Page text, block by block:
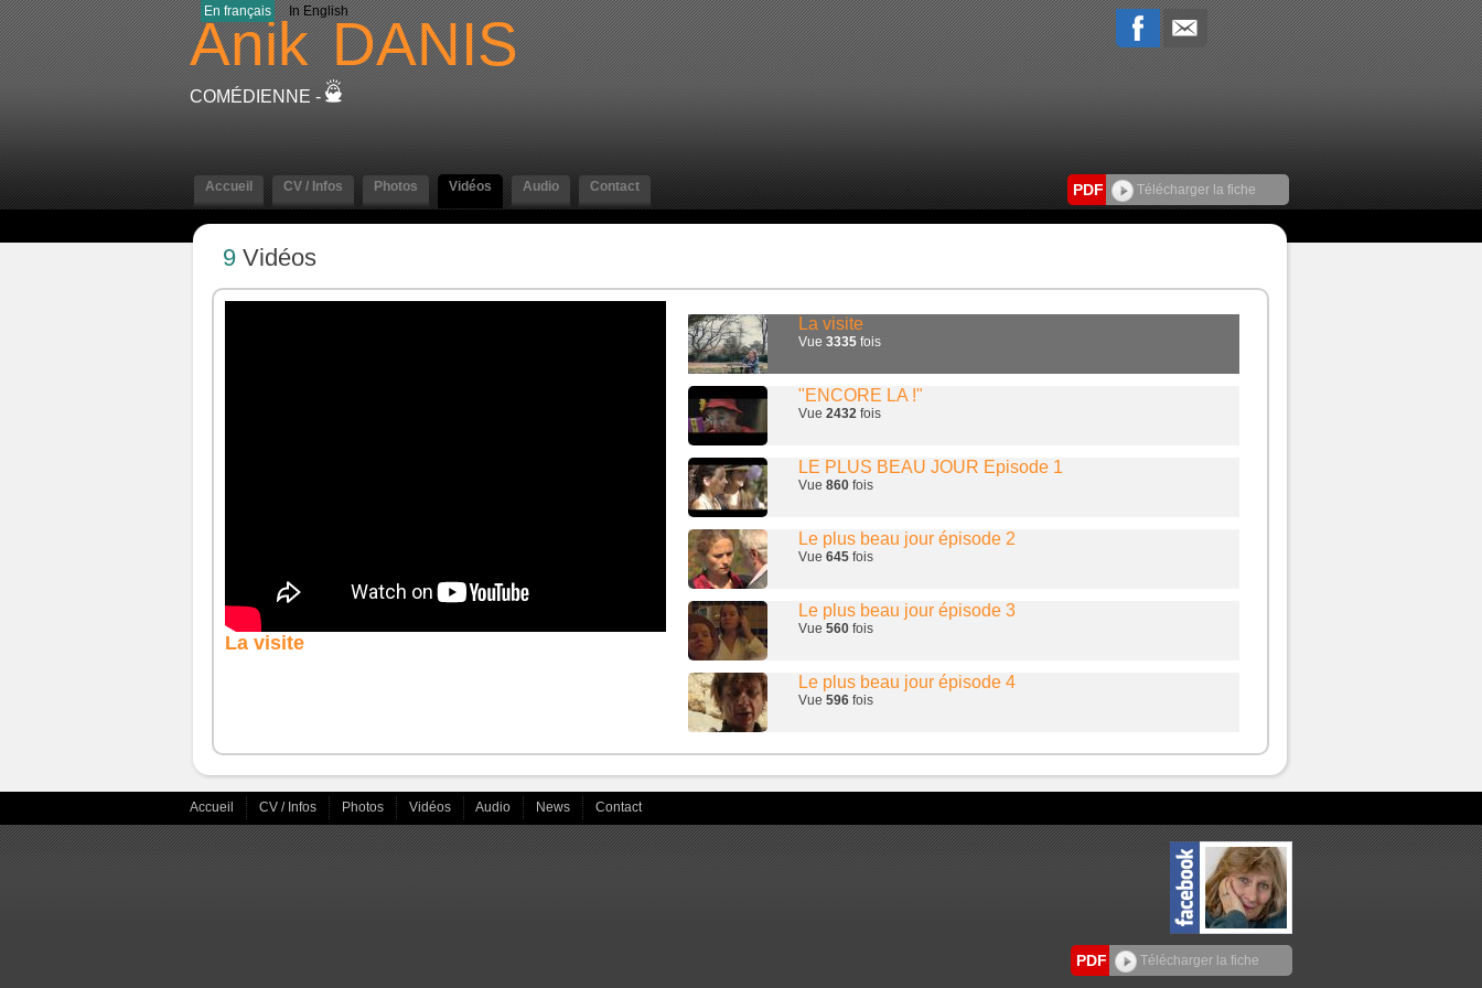
En français In English
Anik DANIS
COMÉDIENNE -
Accueil CV / Infos Photos Vidéos Audio Contact PDF Télécharger la fiche
9 Vidéos
La visite
La visite
Vue 3335 fois
"ENCORE LA !"
Vue 2432 fois
LE PLUS BEAU JOUR Episode 1
Vue 860 fois
Le plus beau jour épisode 2
Vue 645 fois
Le plus beau jour épisode 3
Vue 560 fois
Le plus beau jour épisode 4
Vue 596 fois
Plus Belle la Vie Monique
Vue440 fois
MARIQUITA LA COCCINELLE
Vue440 fois
Accueil CV / Infos Photos Vidéos Audio News Contact
PDF Télécharger la fiche